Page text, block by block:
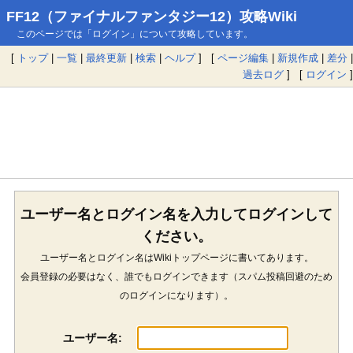
FF12（ファイナルファンタジー12）攻略Wiki
このページでは「ログイン」について攻略しています。
[ トップ| 一覧 | 最終更新 | 検索 | ヘルプ] [ ページ編集 | 新規作成 | 差分 |
過去ログ ] [ ログイン ]
ユーザー名とログイン名を入力してログインして
ください。
ユーザー名とログイン名はWikiトップページに書いてあります。
会員登録の必要はなく、誰でもログインできます（スパム投稿回避のため
のログインになります）。
ユーザー名: